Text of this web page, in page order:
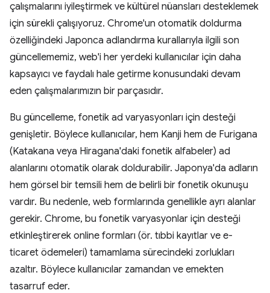
çalışmalarını iyileştirmek ve kültürel nüansları desteklemek
için sürekli çalışıyoruz. Chrome'un otomatik doldurma
özelliğindeki Japonca adlandırma kurallarıyla ilgili son
güncellememiz, web'i her yerdeki kullanıcılar için daha
kapsayıcı ve faydalı hale getirme konusundaki devam
eden çalışmalarımızın bir parçasıdır.
Bu güncelleme, fonetik ad varyasyonları için desteği
genişletir. Böylece kullanıcılar, hem Kanji hem de Furigana
(Katakana veya Hiragana'daki fonetik alfabeler) ad
alanlarını otomatik olarak doldurabilir. Japonya'da adların
hem görsel bir temsili hem de belirli bir fonetik okunuşu
vardır. Bu nedenle, web formlarında genellikle ayrı alanlar
gerekir. Chrome, bu fonetik varyasyonlar için desteği
etkinleştirerek online formları (ör. tıbbi kayıtlar ve e-
ticaret ödemeleri) tamamlama sürecindeki zorlukları
azaltır. Böylece kullanıcılar zamandan ve emekten
tasarruf eder.